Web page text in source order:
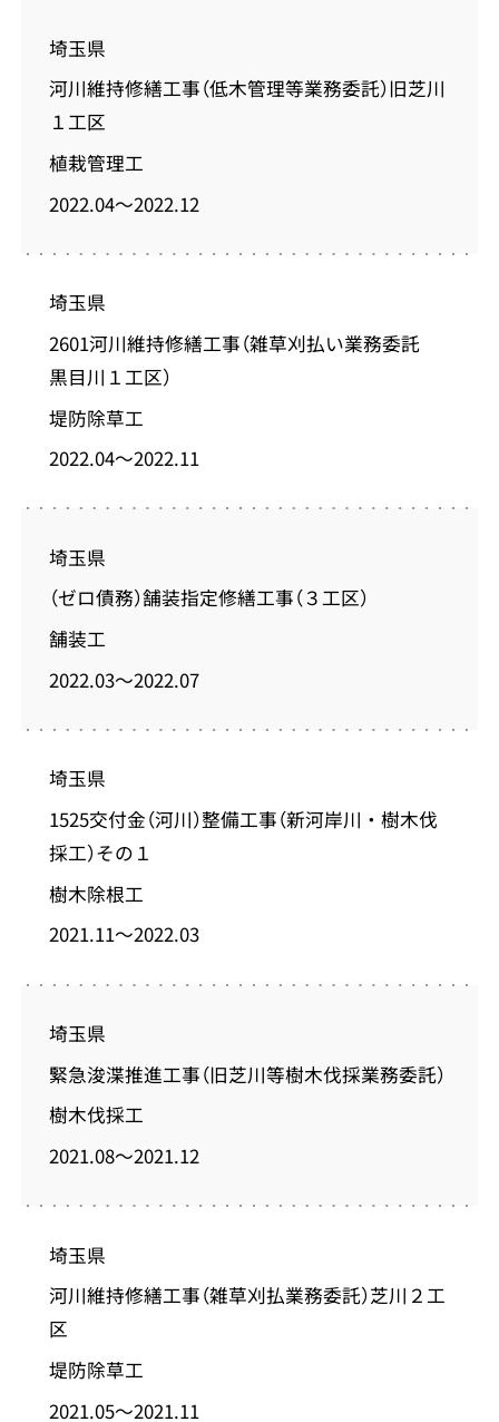
埼玉県
河川維持修繕工事（低木管理等業務委託）旧芝川
１工区
植栽管理工
2022.04～2022.12
埼玉県
2601河川維持修繕工事（雑草刈払い業務委託
黒目川１工区）
堤防除草工
2022.04～2022.11
埼玉県
（ゼロ債務）舗装指定修繕工事（３工区）
舗装工
2022.03～2022.07
埼玉県
1525交付金（河川）整備工事（新河岸川・樹木伐
採工）その１
樹木除根工
2021.11～2022.03
埼玉県
緊急浚渫推進工事（旧芝川等樹木伐採業務委託）
樹木伐採工
2021.08～2021.12
埼玉県
河川維持修繕工事（雑草刈払業務委託）芝川２工
区
堤防除草工
2021.05～2021.11